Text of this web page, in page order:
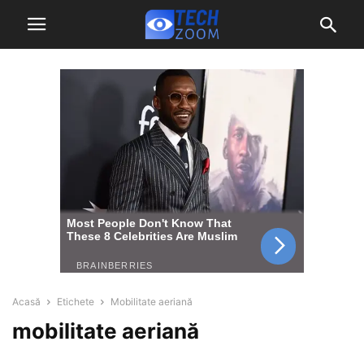
Acasă Etichete Mobilitate aeriană
mobilitate aeriană